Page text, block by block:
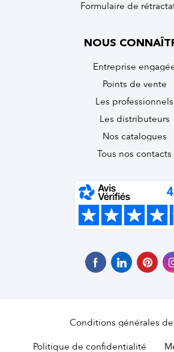
Formulaire de
NOUS
Entreprise
Points de vente
Les professionnels
Les distributeurs
Nos catalogues
Tous nos contacts
Conditions générales
Politique de confidentialité